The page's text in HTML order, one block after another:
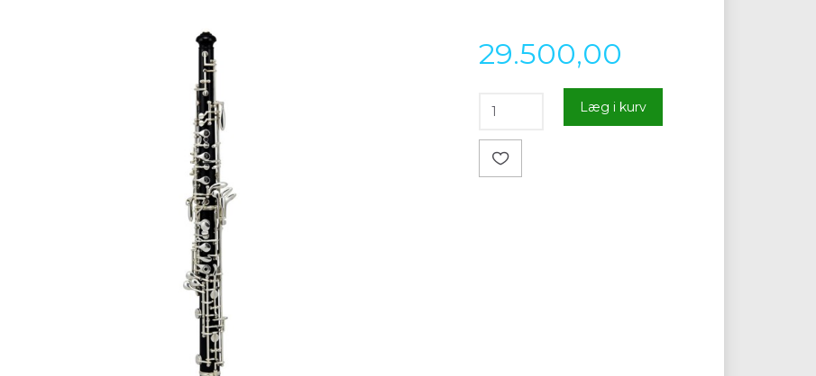
29.500,00
Læg i kurv